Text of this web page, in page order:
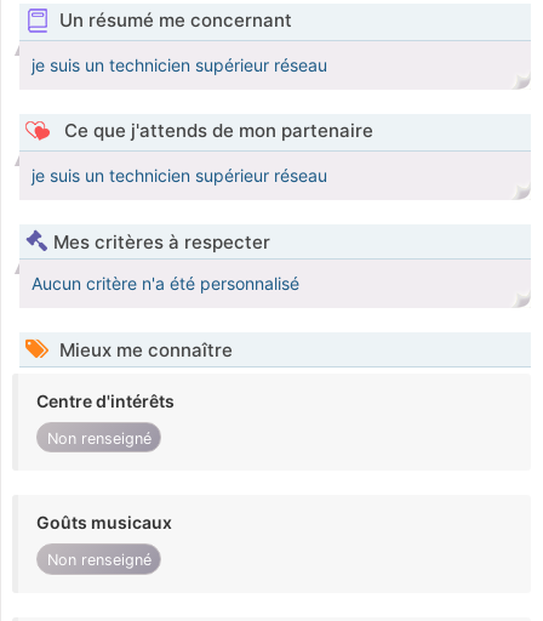
Un résumé me concernant
je suis un technicien supérieur réseau
Ce que j'attends de mon partenaire
je suis un technicien supérieur réseau
Mes critères à respecter
Aucun critère n'a été personnalisé
Mieux me connaître
Centre d'intérêts
Non renseigné
Goûts musicaux
Non renseigné